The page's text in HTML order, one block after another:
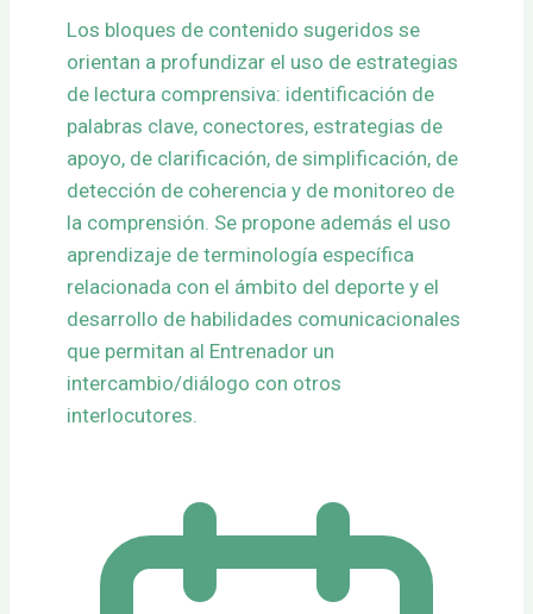
Los bloques de contenido sugeridos se
orientan a profundizar el uso de estrategias
de lectura comprensiva: identificación de
palabras clave, conectores, estrategias de
apoyo, de clarificación, de simplificación, de
detección de coherencia y de monitoreo de
la comprensión. Se propone además el uso
aprendizaje de terminología específica
relacionada con el ámbito del deporte y el
desarrollo de habilidades comunicacionales
que permitan al Entrenador un
intercambio/diálogo con otros
interlocutores.